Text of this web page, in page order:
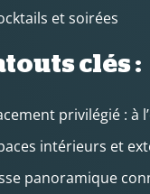
et soirées
clés :
privilégié : à
intérieurs et
panoramique